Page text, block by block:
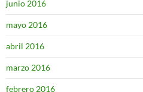
junio 2016
mayo 2016
abril 2016
marzo 2016
febrero 2016